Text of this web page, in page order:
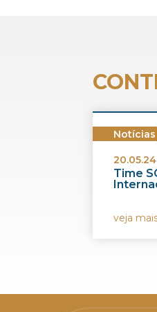
Notícias
20.05.24
Time
veja